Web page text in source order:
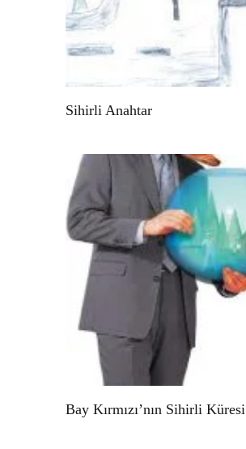
Sihirli Anahtar
Bay Kırmızı’nın Sihirli Küresi